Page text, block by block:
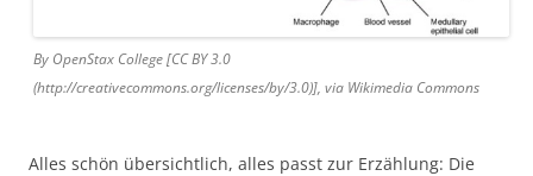
By OpenStax College [CC BY 3.0
(http://creativecommons.org/licenses/by/3.0)], via Wikimedia Commons
Alles schön übersichtlich, alles passt zur Erzählung: Die